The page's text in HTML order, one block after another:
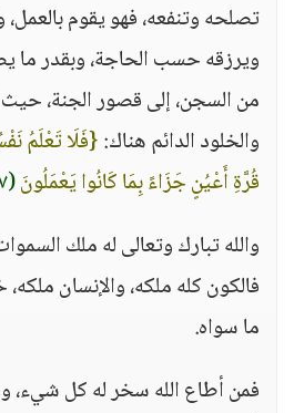
تصلحه وتنفعه، فهو يقوم
ويرزقه حسب الحاجة، وبقدر ما
من السجن، إلى قصور الجنة، حيث
والخلود الدائم هناك:{فَلَا تَعْلَمُ
قُرَّةِ أَعْيُنٍ جَزَاءً بِمَا كَانُوا يَعْمَلُونَ(١٧)
والله تبارك وتعالى له ملك
فالكون كله ملكه، والإنسان
ما سواه.
فمن أطاع الله سخر له كل شيء،